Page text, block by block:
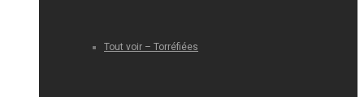
Tout voir – Torréfiées